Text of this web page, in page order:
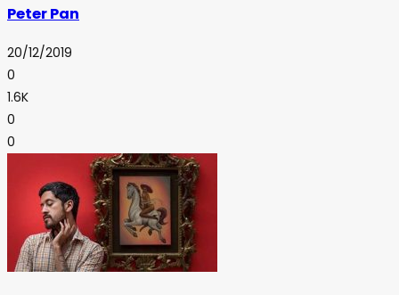
Peter Pan
20/12/2019
0
1.6K
0
0